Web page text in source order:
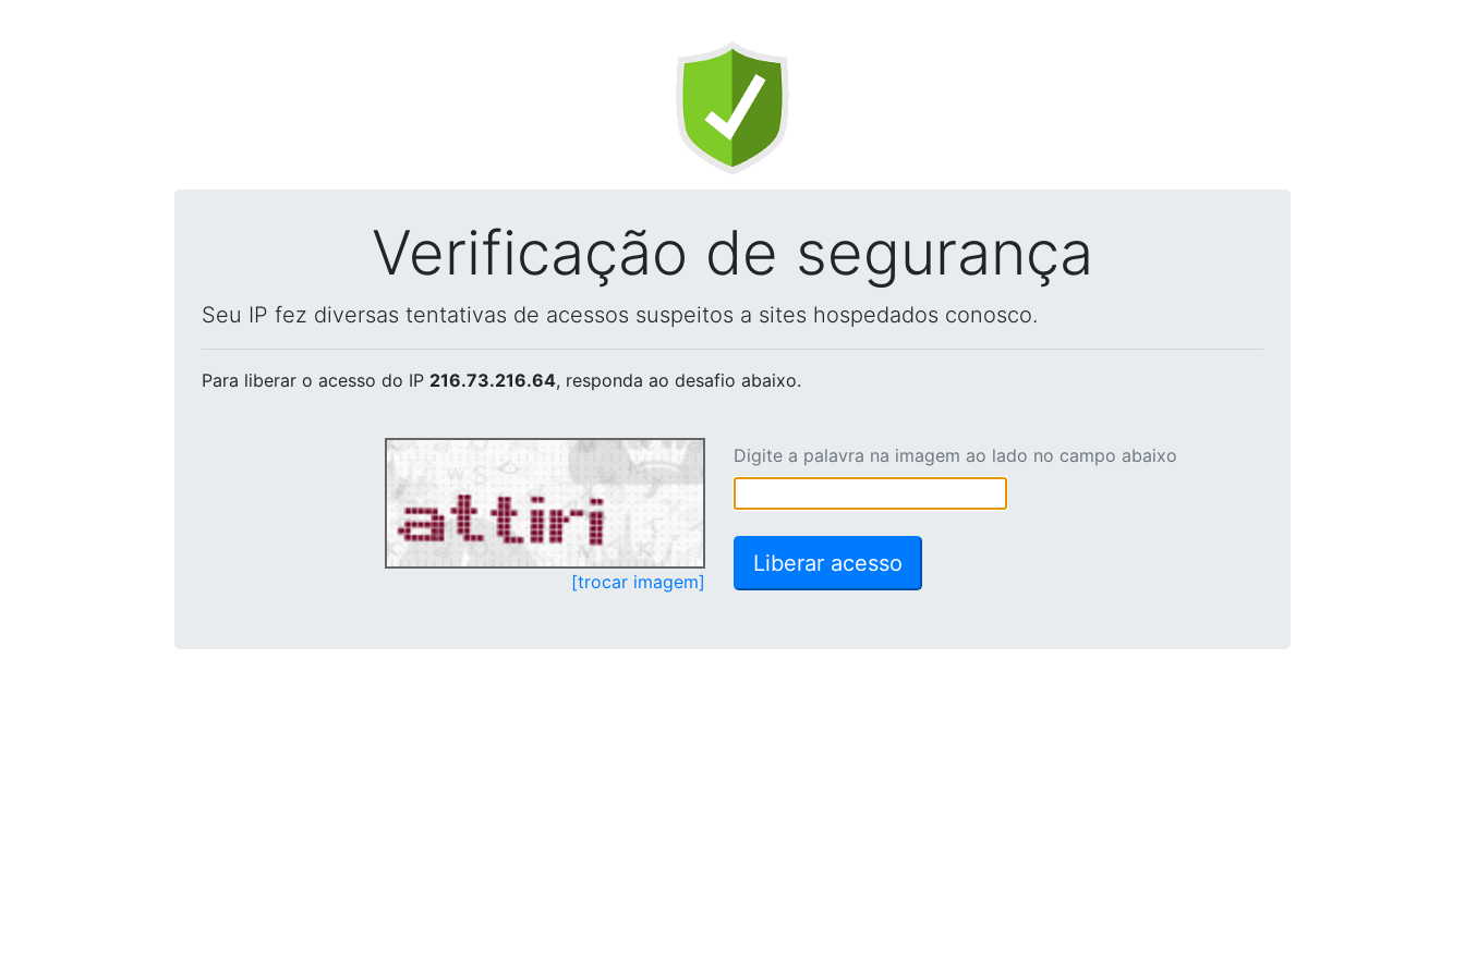
Verificação de segurança
Seu IP fez diversas tentativas de acessos suspeitos a sites hospedados conosco.
Para liberar o acesso do IP 216.73.216.64, responda ao desafio abaixo.
[trocar imagem]
Digite a palavra na imagem ao lado no campo abaixo